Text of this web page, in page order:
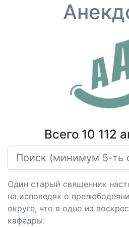
Всего 10 112
Один старый священник
на исповедях о
округе, что в одно из
кафедры: